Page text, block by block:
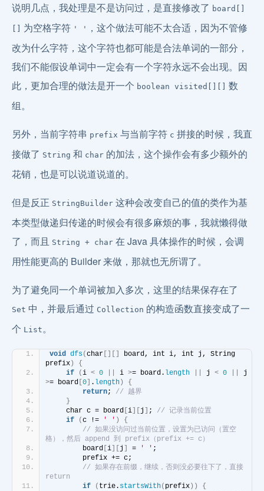
说明几点，我处理是不是访问过，是直接修改了 board[]
为空格字符 ' '
，这个做法可能不太合适，因为不管修
改为什么字符，这个字符也都可能是合法单词的一部分，
我们不能假设单词中一定会有一个字符永远不会出现。因
此，更加合理的做法是开一个 boolean visited[][]
数
组。
另外，当前字符串 prefix 与当前字符 c 拼接的时候，我直
接做了 String 和 char 的加法，这个操作会有多少额外的
花销，也是可以说道说道的。
但是反正 StringBuilder 这种会改变自己的值的类作为基
本类型做递归传递的时候会有很多麻烦的事，我就懒得做
了，而且 String + char 在 Java 具体操作的时候，会调
用性能更高的 Builder 来做，那就也无所谓了。
为了避免同一个单词被加入多次，这里的结果保存在了
Set 中，并最后通过 Collection 的构造函数直接变成了一
个 List。
void dfs(char
board, int i, int j, String
prefix )
{
if
(i < 0 i >= board. length j < 0
>= board 0 . length )
{
return; // 越界
}
    char c = board
i j ; // 记录当前位置
if
(c != ' ' )
{
// 如果没访问过当前位置，设置为已访问（置空
格），然后 append 到 prefix（prefix += c）
        board
i j = ' ' ;
        prefix += c;
// 如果存在前缀，继续，否则没必要往下了，直接
return
if
( trie. startsWith( prefix ))
{